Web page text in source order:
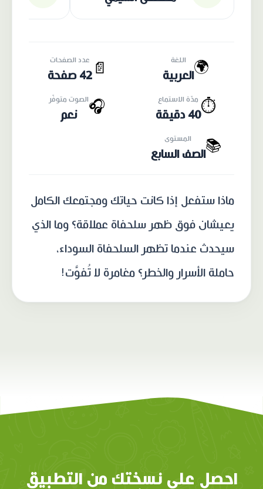
🌍 اللغة
العربية 📄
عدد الصفحات
42 صفحة
⏱️ مدّة الاستماع
40 دقيقة
🎧الصوت متوفّر
نعم
📚 المستوى
الصف السابع
ماذا ستفعل إذا كانت حياتك ومجتمعك الكامل
يعيشان فوق ظهر سلحفاة عملاقة؟ وما الذي
سيحدث عندما تظهر السلحفاة السوداء،
حاملة الأسرار والخطر؟ مغامرة لا تُفوَّت!
احصل على نسختك من التطبيق